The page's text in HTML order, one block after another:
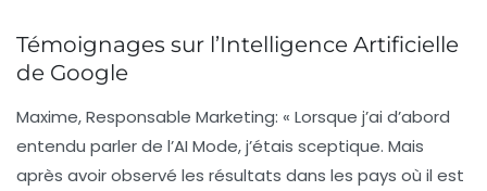
Témoignages sur l’Intelligence Artificielle
de Google
Maxime, Responsable Marketing: « Lorsque j’ai d’abord
entendu parler de l’AI Mode, j’étais sceptique. Mais
après avoir observé les résultats dans les pays où il est